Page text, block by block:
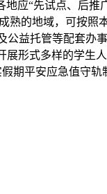
应“先试点、后
的地域，可按
益托管等配套办
形式多样的学生
期平安应急值守轨